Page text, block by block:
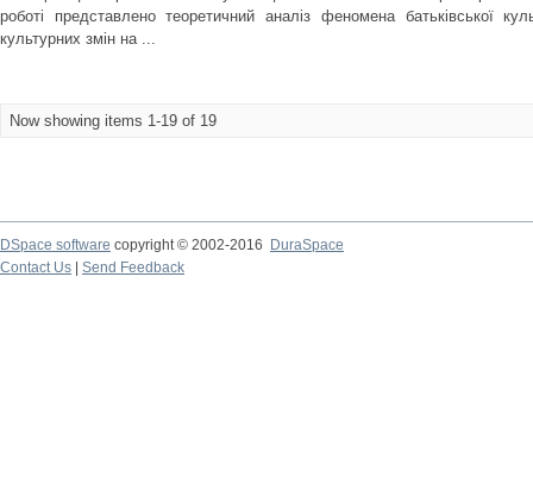
роботі представлено теоретичний аналіз феномена батьківської
культурних змін на ...
Now showing items 1-19 of 19
DSpace software copyright © 2002-2016
DuraSpace
Contact Us
Send Feedback